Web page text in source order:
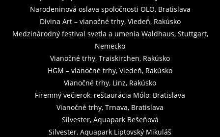
Narodeninová oslava spoločnosti OLO, Bratislava
Divina Art – vianočné trhy, Viedeň, Rakúsko
Medzinárodný festival svetla a umenia Waldhaus, Stuttgart,
Nemecko
Vianočné trhy, Traiskirchen, Rakúsko
HGM – vianočné trhy, Viedeň, Rakúsko
Vianočné trhy, Linz, Rakúsko
Firemný večierok, reštaurácia Mólo, Bratislava
Vianočné trhy, Trnava, Bratislava
Silvester, Aquapark Bešeňová
Silvester, Aquapark Liptovský Mikuláš